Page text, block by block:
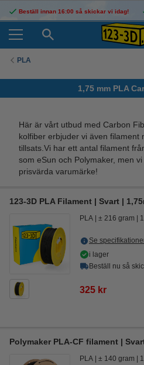
Beställ innan 16:00 så skickar vi idag!
PLA
1,75 mm PLA
Här är vårt utbud med Carbon
kolfiber erbjuder vi även filament
tillsats.Vi har ett antal filament
som eSun och Polymaker, men
prisvärda varumärke!
123-3D PLA Filament | Svart |
PLA ± 216 gram
Se
i lager
Beställ nu så
325 kr
Polymaker PLA-CF filament |
PLA ± 140 gram